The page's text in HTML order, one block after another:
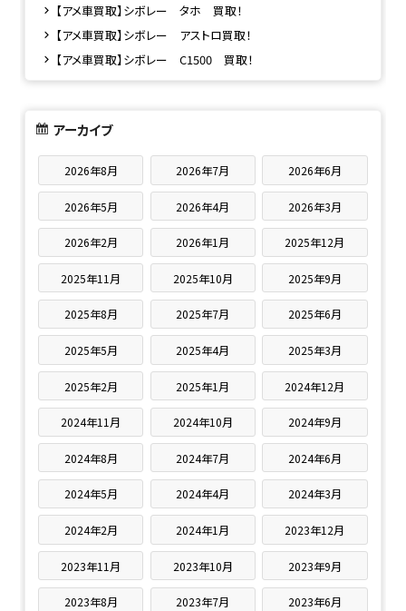
【アメ車買取】シボレー タホ 買取！
【アメ車買取】シボレー アストロ買取！
【アメ車買取】シボレー C1500 買取！
アーカイブ
2026年8月 2026年7月 2026年6月
2026年5月 2026年4月 2026年3月
2026年2月 2026年1月 2025年12月
2025年11月 2025年10月 2025年9月
2025年8月 2025年7月 2025年6月
2025年5月 2025年4月 2025年3月
2025年2月 2025年1月 2024年12月
2024年11月 2024年10月 2024年9月
2024年8月 2024年7月 2024年6月
2024年5月 2024年4月 2024年3月
2024年2月 2024年1月 2023年12月
2023年11月 2023年10月 2023年9月
2023年8月 2023年7月 2023年6月